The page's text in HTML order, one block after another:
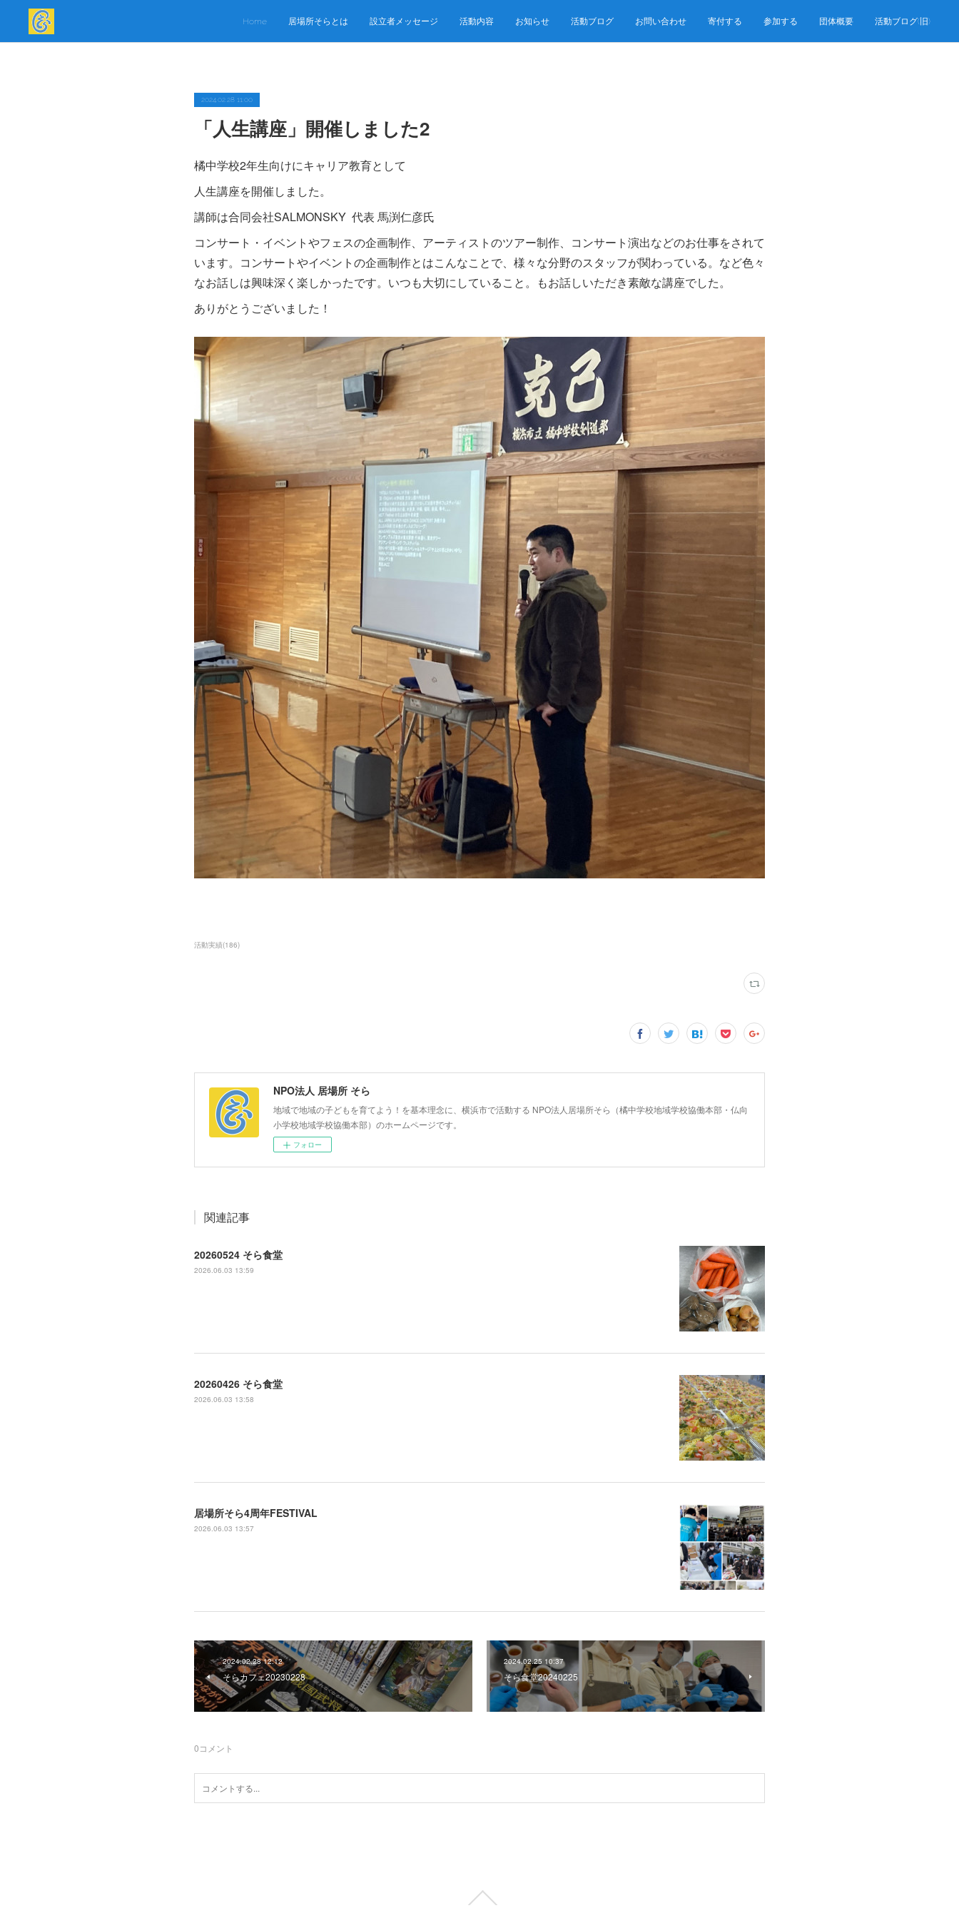
Home 居場所そらとは 設立者メッセージ 活動内容 お知らせ 活動ブログ お問い合わせ 寄付する 参加する 団体概要 活動ブログ(旧)
2024.02.28 11:00
「人生講座」開催しました2
橘中学校2年生向けにキャリア教育として
人生講座を開催しました。
講師は合同会社SALMONSKY 代表 馬渕仁彦氏
コンサート・イベントやフェスの企画制作、アーティストのツアー制作、コンサート演出などのお仕事をされて
います。コンサートやイベントの企画制作とはこんなことで、様々な分野のスタッフが関わっている。など色々
なお話しは興味深く楽しかったです。いつも大切にしていること。もお話しいただき素敵な講座でした。
ありがとうございました！
活動実績(186)
NPO法人 居場所 そら
地域で地域の子どもを育てよう！を基本理念に、横浜市で活動する NPO法人居場所そら（橘中学校地域学校協働本部・仏向
小学校地域学校協働本部）のホームページです。
フォロー
関連記事
20260524 そら食堂
2026.06.03 13:59
20260426 そら食堂
2026.06.03 13:58
居場所そら4周年FESTIVAL
2026.06.03 13:57
2024.02.28 12:12
そらカフェ20230228
2024.02.25 10:37
そら食堂20240225
0コメント